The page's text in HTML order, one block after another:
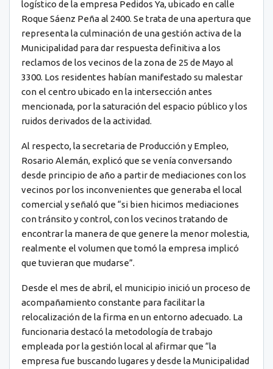
logístico de la empresa Pedidos Ya, ubicado en calle
Roque Sáenz Peña al 2400. Se trata de una apertura que
representa la culminación de una gestión activa de la
Municipalidad para dar respuesta definitiva a los
reclamos de los vecinos de la zona de 25 de Mayo al
3300. Los residentes habían manifestado su malestar
con el centro ubicado en la intersección antes
mencionada, por la saturación del espacio público y los
ruidos derivados de la actividad.
Al respecto, la secretaria de Producción y Empleo,
Rosario Alemán, explicó que se venía conversando
desde principio de año a partir de mediaciones con los
vecinos por los inconvenientes que generaba el local
comercial y señaló que “si bien hicimos mediaciones
con tránsito y control, con los vecinos tratando de
encontrar la manera de que genere la menor molestia,
realmente el volumen que tomó la empresa implicó
que tuvieran que mudarse”.
Desde el mes de abril, el municipio inició un proceso de
acompañamiento constante para facilitar la
relocalización de la firma en un entorno adecuado. La
funcionaria destacó la metodología de trabajo
empleada por la gestión local al afirmar que “la
empresa fue buscando lugares y desde la Municipalidad